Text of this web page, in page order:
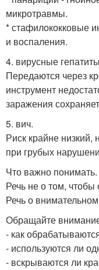
микротравмы.
* стафилококковые
и воспаления.
4. вирусные
Передаются через
инструмент
заражения
5. вич.
Риск крайне низкий,
при грубых
Что важно понимать.
Речь не о том, чтобы
Речь о
Обращайте
- как
- используются ли
- вскрываются ли